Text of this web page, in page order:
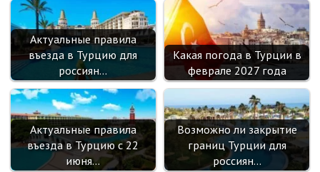
Актуальные правила
въезда в Турцию для
россиян…
Какая погода в Турции в
феврале 2027 года
Актуальные правила
въезда в Турцию с 22
июня…
Возможно ли закрытие
границ Турции для
россиян…